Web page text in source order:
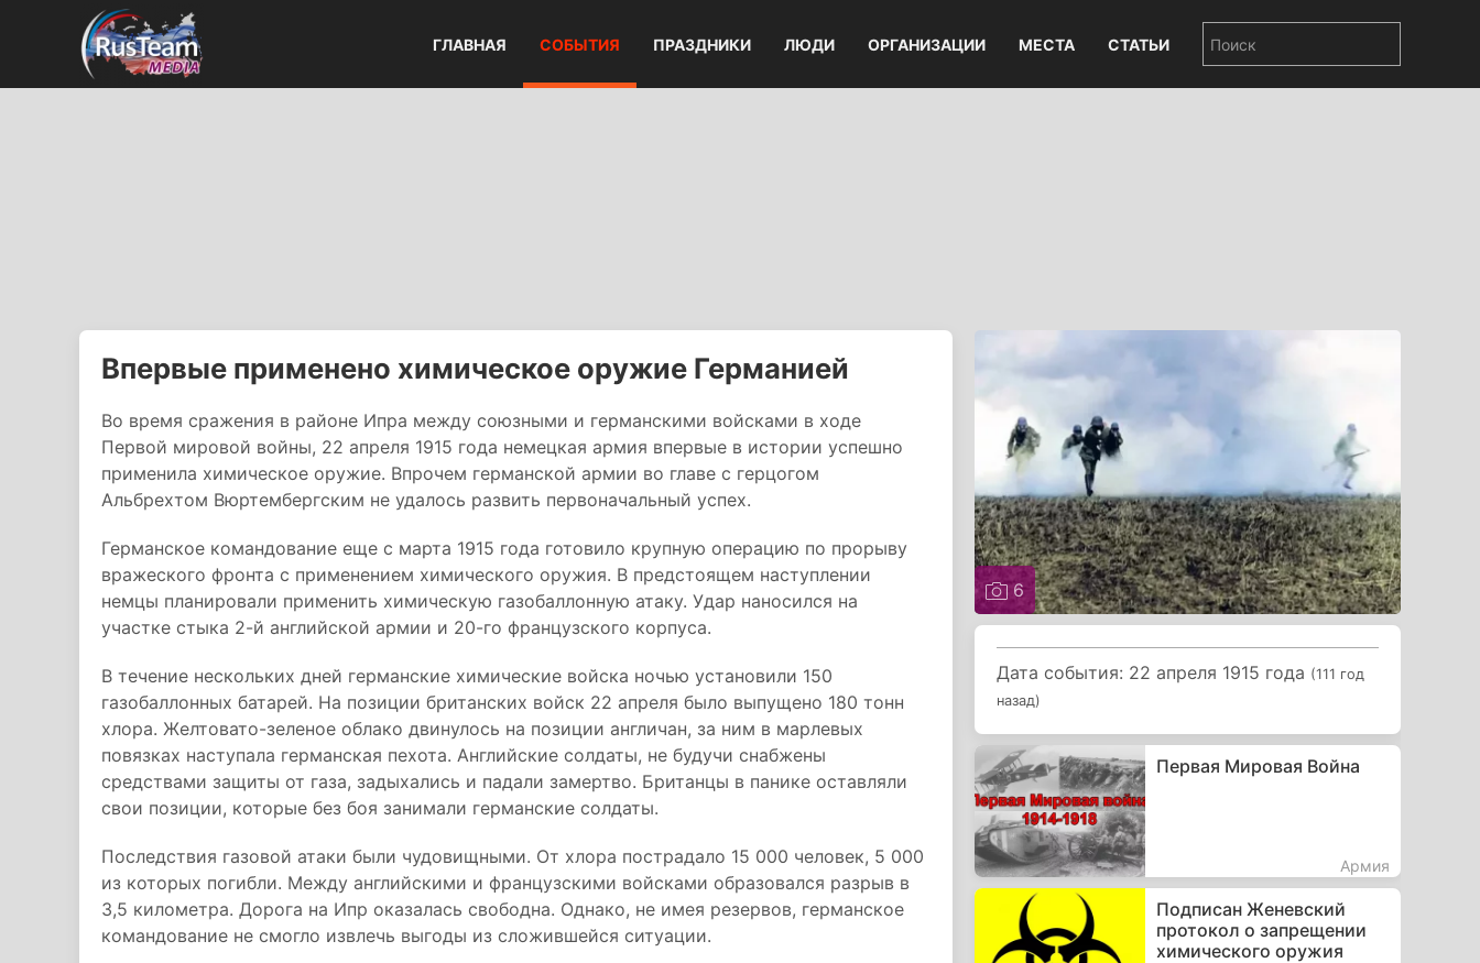
ГЛАВНАЯ СОБЫТИЯ ПРАЗДНИКИ ЛЮДИ ОРГАНИЗАЦИИ МЕСТА СТАТЬИ
Впервые применено химическое оружие Германией
Во время сражения в районе Ипра между союзными и германскими войсками в ходе
Первой мировой войны, 22 апреля 1915 года немецкая армия впервые в истории успешно
применила химическое оружие. Впрочем германской армии во главе с герцогом
Альбрехтом Вюртембергским не удалось развить первоначальный успех.
Германское командование еще с марта 1915 года готовило крупную операцию по прорыву
вражеского фронта с применением химического оружия. В предстоящем наступлении
немцы планировали применить химическую газобаллонную атаку. Удар наносился на
участке стыка 2-й английской армии и 20-го французского корпуса.
В течение нескольких дней германские химические войска ночью установили 150
газобаллонных батарей. На позиции британских войск 22 апреля было выпущено 180 тонн
хлора. Желтовато-зеленое облако двинулось на позиции англичан, за ним в марлевых
повязках наступала германская пехота. Английские солдаты, не будучи снабжены
средствами защиты от газа, задыхались и падали замертво. Британцы в панике оставляли
свои позиции, которые без боя занимали германские солдаты.
Последствия газовой атаки были чудовищными. От хлора пострадало 15 000 человек, 5 000
из которых погибли. Между английскими и французскими войсками образовался разрыв в
3,5 километра. Дорога на Ипр оказалась свободна. Однако, не имея резервов, германское
командование не смогло извлечь выгоды из сложившейся ситуации.
6
Дата события: 22 апреля 1915 года (111 год
назад)
Первая Мировая Война
Армия
Подписан Женевский
протокол о запрещении
химического оружия